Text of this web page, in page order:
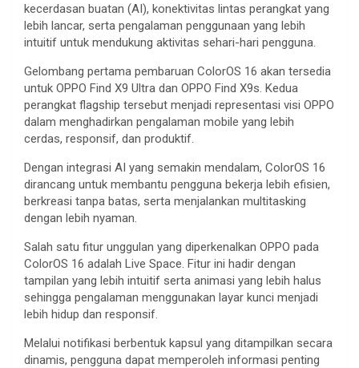
kecerdasan buatan (AI), konektivitas lintas perangkat yang
lebih lancar, serta pengalaman penggunaan yang lebih
intuitif untuk mendukung aktivitas sehari-hari pengguna.
Gelombang pertama pembaruan ColorOS 16 akan tersedia
untuk OPPO Find X9 Ultra dan OPPO Find X9s. Kedua
perangkat flagship tersebut menjadi representasi visi OPPO
dalam menghadirkan pengalaman mobile yang lebih
cerdas, responsif, dan produktif.
Dengan integrasi AI yang semakin mendalam, ColorOS 16
dirancang untuk membantu pengguna bekerja lebih efisien,
berkreasi tanpa batas, serta menjalankan multitasking
dengan lebih nyaman.
Salah satu fitur unggulan yang diperkenalkan OPPO pada
ColorOS 16 adalah Live Space. Fitur ini hadir dengan
tampilan yang lebih intuitif serta animasi yang lebih halus
sehingga pengalaman menggunakan layar kunci menjadi
lebih hidup dan responsif.
Melalui notifikasi berbentuk kapsul yang ditampilkan secara
dinamis, pengguna dapat memperoleh informasi penting